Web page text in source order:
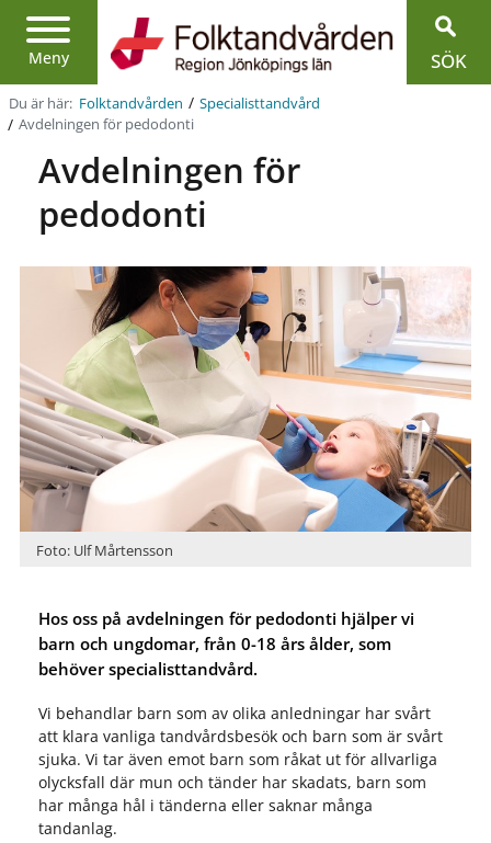
Meny
Region
Jönköpings
län
SÖK
Du är här: Folktandvården / Specialist­tandvård
/ Avdelningen för pedodonti
Avdelningen för
pedodonti
Foto: Ulf Mårtensson
Hos oss på avdelningen för pedodonti hjälper vi
barn och ungdomar, från 0-18 års ålder, som
behöver specialisttandvård.
Vi behandlar barn som av olika anledningar har svårt
att klara vanliga tandvårdsbesök och barn som är svårt
sjuka. Vi tar även emot barn som råkat ut för allvarliga
olycksfall där mun och tänder har skadats, barn som
har många hål i tänderna eller saknar många
tandanlag.